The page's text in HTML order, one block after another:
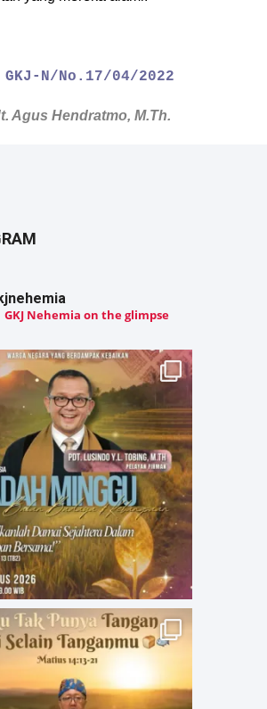
N/No.17/04/2022
Agus Hendratmo, M.Th.
GKJ Nehemia on the glimpse